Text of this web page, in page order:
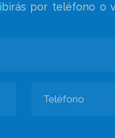
por teléfono o